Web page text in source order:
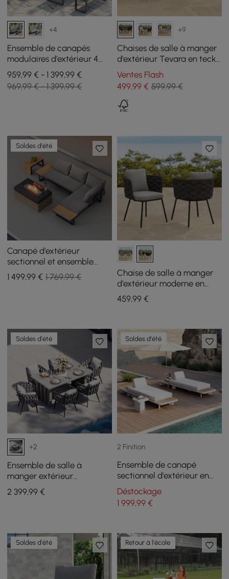
+4
Ensemble de canapés
modulaires d'extérieur 4
pièces Slatera en acacia et
aluminium, gris foncé
959,99 € - 1 399,99 €
969,99 € - 1 399,99 €
+9
Chaises de salle à manger
d'extérieur Tevara en teck
et aluminium, gris, lot de 2
Ventes Flash
499,99€ 599,99 €
Soldes d'été
Canapé d'extérieur
sectionnel et ensemble
avec table de foyer au gaz
propane et pare-vent en
1 499,99 € 1 769,99 €
Chaise de salle à manger
d'extérieur moderne en
aluminium et cordes du
milieu du siècle, 2 pièces,
459,99€
Soldes d'été
+2
Ensemble de salle à
manger extérieur
extensible 7 pièces avec
table en aluminium et 6
2 399,99 €
Soldes d'été
2 Finition
Ensemble de canapé
sectionnel d'extérieur en
bois-plastique et
aluminium en forme de L
avec table basse, 5 pièces
Déstockage
1 999,99€
Soldes d'été Retour à l'école